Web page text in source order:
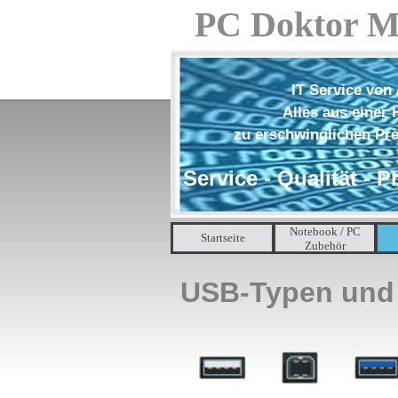
PC Doktor
IT Service von
Alles aus einer
zu erschwinglichen
Service - Qualität -
Startseite
Notebook / PC
Zubehör
USB-Typen